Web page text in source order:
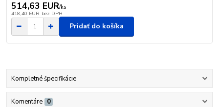
514,63 EUR/ks
418,40 EUR bez DPH
Pridať do košíka
Kompletné špecifikácie
Komentáre 0